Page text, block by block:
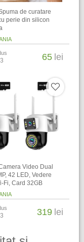
de curatare
perie din silicon
65 lei
Video Dual
42 LED, Vedere
Fi, Card 32GB
319 lei